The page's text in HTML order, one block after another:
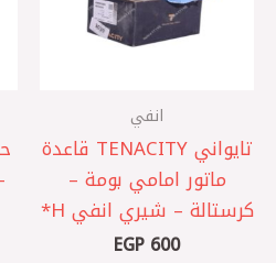
انفي
تايواني TENACITY قاعدة
ماتور امامي بومة –
كرستالة – شيري انفي ‏H*
EGP 600